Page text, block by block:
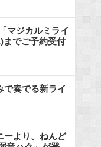
マジカルミライ
までご予約受付
で奏でる新ライ
ーより、ねんど